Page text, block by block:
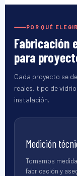
POR QUÉ
Fabricación
para
Cada proyecto se
reales, tipo de
instalación.
Medición
Tomamos
fabricación y